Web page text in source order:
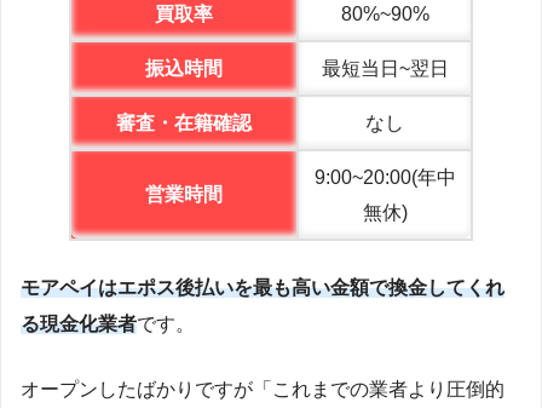
買取率 80%~90%
振込時間 最短当日~翌日
審査・在籍確認 なし
営業時間
9:00~20:00(年中
無休)
モアペイはエポス後払いを最も高い金額で換金してくれ
る現金化業者です。
オープンしたばかりですが「これまでの業者より圧倒的